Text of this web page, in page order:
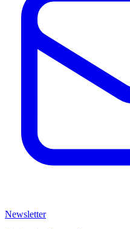
Newsletter